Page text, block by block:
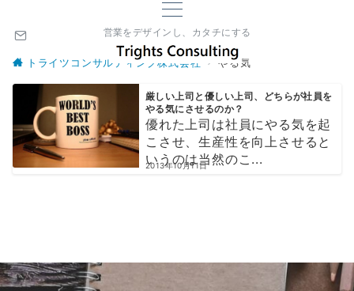
営業をデザインし、カタチにする
トライツコンサルティング株式会社 やる気
厳しい上司と優しい上司、どちらが社員を
やる気にさせるのか？
優れた上司は社員にやる気を起
こさせ、生産性を向上させると
いうのは当然のこ...
2013年10月11日